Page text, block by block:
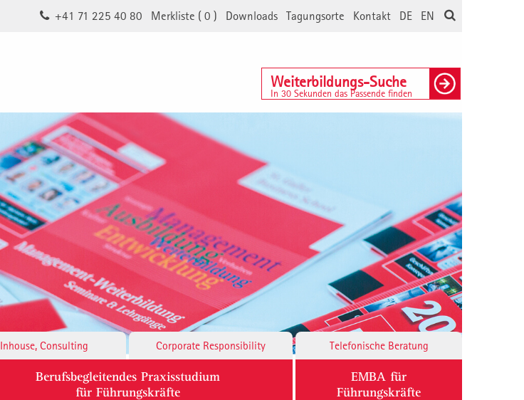
EN
DE
Kontakt
Tagungsorte
Downloads
Merkliste (0 )
+41 71 225 40 80
Weiterbildungs-Suche
In 30 Sekunden das Passende finden
Inhouse, Consulting Corporate Responsibility Telefonische Beratung
Berufsbegleitendes Praxisstudium
für Führungskräfte
EMBA für
Führungskräfte